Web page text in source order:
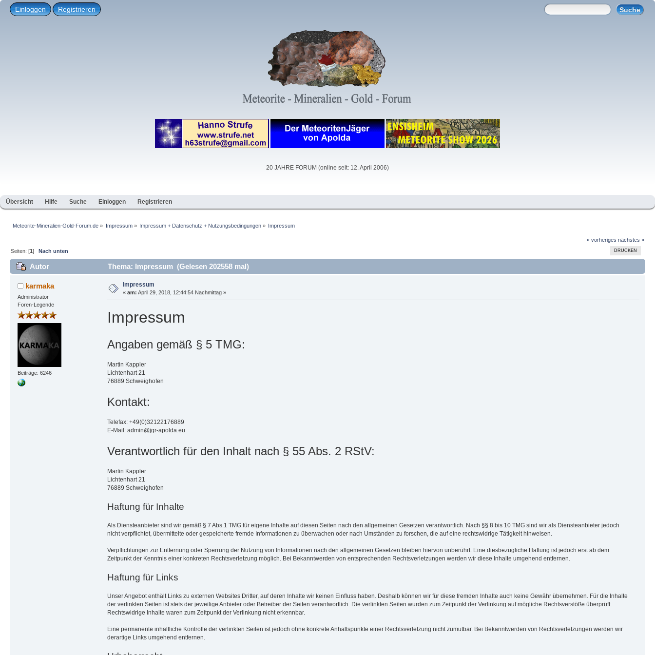
Einloggen Registrieren
20 JAHRE FORUM (online seit: 12. April 2006)
Übersicht Hilfe Suche Einloggen Registrieren
Meteorite-Mineralien-Gold-Forum.de » Impressum» Impressum + Datenschutz + Nutzungsbedingungen» Impressum
« vorheriges nächstes »
DRUCKEN
Seiten: [1]Nach unten
Autor Thema: Impressum (Gelesen 202558 mal)
karmaka
Administrator
Foren-Legende
Beiträge: 6246
Impressum
« am: April 29, 2018, 12:44:54 Nachmittag »
Impressum
Angaben gemäß § 5 TMG:
Martin Kappler
Lichtenhart 21
76889 Schweighofen
Kontakt:
Telefax: +49(0)32122176889
E-Mail: admin@jgr-apolda.eu
Verantwortlich für den Inhalt nach § 55 Abs. 2 RStV:
Martin Kappler
Lichtenhart 21
76889 Schweighofen
Haftung für Inhalte
Als Diensteanbieter sind wir gemäß § 7 Abs.1 TMG für eigene Inhalte auf diesen Seiten nach den allgemeinen Gesetzen verantwortlich. Nach §§ 8 bis 10 TMG sind wir als Diensteanbieter jedoch
nicht verpflichtet, übermittelte oder gespeicherte fremde Informationen zu überwachen oder nach Umständen zu forschen, die auf eine rechtswidrige Tätigkeit hinweisen.
Verpflichtungen zur Entfernung oder Sperrung der Nutzung von Informationen nach den allgemeinen Gesetzen bleiben hiervon unberührt. Eine diesbezügliche Haftung ist jedoch erst ab dem
Zeitpunkt der Kenntnis einer konkreten Rechtsverletzung möglich. Bei Bekanntwerden von entsprechenden Rechtsverletzungen werden wir diese Inhalte umgehend entfernen.
Haftung für Links
Unser Angebot enthält Links zu externen Websites Dritter, auf deren Inhalte wir keinen Einfluss haben. Deshalb können wir für diese fremden Inhalte auch keine Gewähr übernehmen. Für die Inhalte
der verlinkten Seiten ist stets der jeweilige Anbieter oder Betreiber der Seiten verantwortlich. Die verlinkten Seiten wurden zum Zeitpunkt der Verlinkung auf mögliche Rechtsverstöße überprüft.
Rechtswidrige Inhalte waren zum Zeitpunkt der Verlinkung nicht erkennbar.
Eine permanente inhaltliche Kontrolle der verlinkten Seiten ist jedoch ohne konkrete Anhaltspunkte einer Rechtsverletzung nicht zumutbar. Bei Bekanntwerden von Rechtsverletzungen werden wir
derartige Links umgehend entfernen.